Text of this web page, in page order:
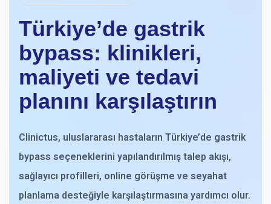
Türkiye’de gastrik
bypass: klinikleri,
maliyeti ve tedavi
planını karşılaştırın
Clinictus, uluslararası hastaların Türkiye’de gastrik
bypass seçeneklerini yapılandırılmış talep akışı,
sağlayıcı profilleri, online görüşme ve seyahat
planlama desteğiyle karşılaştırmasına yardımcı olur.